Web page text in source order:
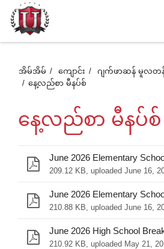
အိမ်အိမ် ကျောင်း ဂျက်ဖာဆန် မူလတန်
နေ့လည်စာ မီနပ်စ်
နေ့လည်စာ မီနပ်စ်
June 2026 Elementary
209.12 KB, uploaded June 16,
June 2026 Elementary
210.88 KB, uploaded June 16,
June 2026 High School
210.92 KB, uploaded May 21,